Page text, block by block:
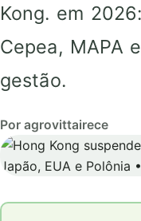
Kong. em
Cepea, MAPA
gestão.
Por agrovittairece